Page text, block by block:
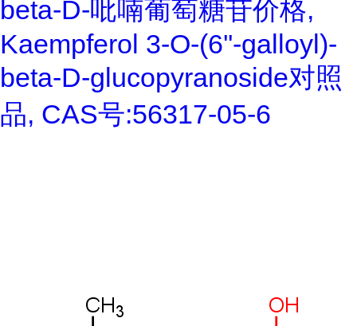
beta-D-吡喃葡萄糖苷价格,
Kaempferol 3-O-(6''-galloyl)-
beta-D-glucopyranoside对照
品, CAS号:56317-05-6